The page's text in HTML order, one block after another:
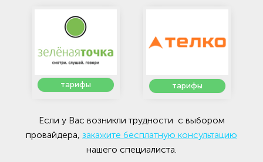
тарифы тарифы
Если у Вас возникли трудности с выбором
провайдера, закажите бесплатную консультацию
нашего специалиста.